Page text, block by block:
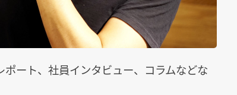
ート、社員インタビュー、コラムなどな